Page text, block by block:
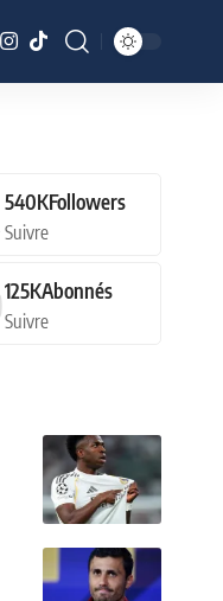
540KFollowers
Suivre
125KAbonnés
Suivre